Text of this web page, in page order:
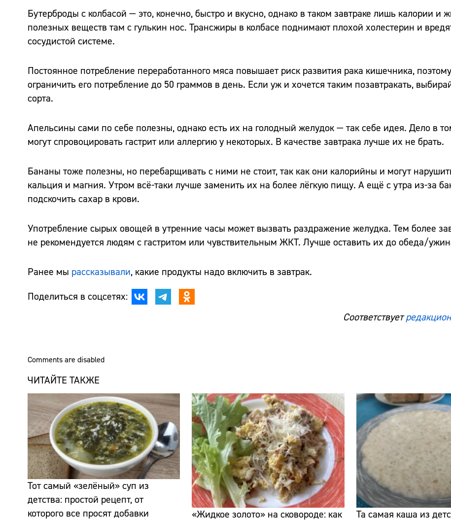
Бутерброды с колбасой — это, конечно, быстро и вкусно, однако в таком завтраке лишь калории и
полезных веществ там с гулькин нос. Трансжиры в колбасе поднимают плохой холестерин и
сосудистой системе.
Постоянное потребление переработанного мяса повышает риск развития рака кишечника,
ограничить его потребление до 50 граммов в день. Если уж и хочется таким позавтракать,
сорта.
Апельсины сами по себе полезны, однако есть их на голодный желудок — так себе идея. Дело в
могут спровоцировать гастрит или аллергию у некоторых. В качестве завтрака лучше их не брать.
Бананы тоже полезны, но перебарщивать с ними не стоит, так как они калорийны и могут
кальция и магния. Утром всё-таки лучше заменить их на более лёгкую пищу. А ещё с утра из-за
подскочить сахар в крови.
Употребление сырых овощей в утренние часы может вызвать раздражение желудка. Тем более
не рекомендуется людям с гастритом или чувствительным ЖКТ. Лучше оставить их до обеда/
Ранее мы рассказывали, какие продукты надо включить в завтрак.
Поделиться в соцсетях:
Соответствует
Comments are disabled
ЧИТАЙТЕ ТАКЖЕ
Тот самый «зелёный» суп из
детства: простой рецепт, от
которого все просят добавки
«Жидкое золото» на сковороде: как
Та самая каша из